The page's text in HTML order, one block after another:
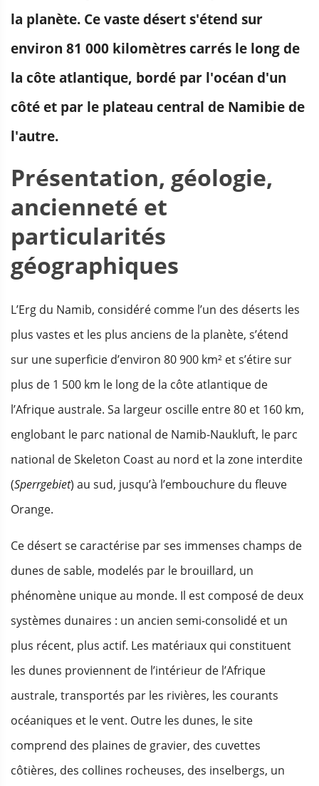
la planète. Ce vaste désert s'étend sur
environ 81 000 kilomètres carrés le long de
la côte atlantique, bordé par l'océan d'un
côté et par le plateau central de Namibie de
l'autre.
Présentation, géologie,
ancienneté et
particularités
géographiques
L’Erg du Namib, considéré comme l’un des déserts les
plus vastes et les plus anciens de la planète, s’étend
sur une superficie d’environ 80 900 km² et s’étire sur
plus de 1 500 km le long de la côte atlantique de
l’Afrique australe. Sa largeur oscille entre 80 et 160 km,
englobant le parc national de Namib-Naukluft, le parc
national de Skeleton Coast au nord et la zone interdite
(Sperrgebiet) au sud, jusqu’à l’embouchure du fleuve
Orange.
Ce désert se caractérise par ses immenses champs de
dunes de sable, modelés par le brouillard, un
phénomène unique au monde. Il est composé de deux
systèmes dunaires : un ancien semi-consolidé et un
plus récent, plus actif. Les matériaux qui constituent
les dunes proviennent de l’intérieur de l’Afrique
australe, transportés par les rivières, les courants
océaniques et le vent. Outre les dunes, le site
comprend des plaines de gravier, des cuvettes
côtières, des collines rocheuses, des inselbergs, un